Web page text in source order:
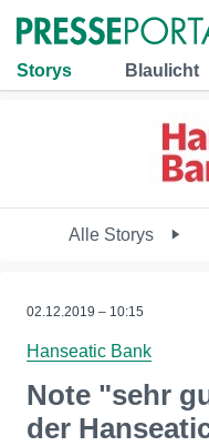
Storys Blaulicht
Alle Storys
02.12.2019 – 10:15
Hanseatic Bank
Note "sehr
der